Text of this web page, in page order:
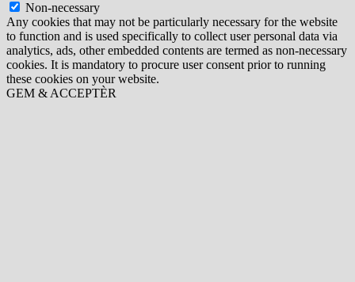
Non-necessary
Any cookies that may not be particularly necessary for the website
to function and is used specifically to collect user personal data via
analytics, ads, other embedded contents are termed as non-necessary
cookies. It is mandatory to procure user consent prior to running
these cookies on your website.
GEM & ACCEPTÈR